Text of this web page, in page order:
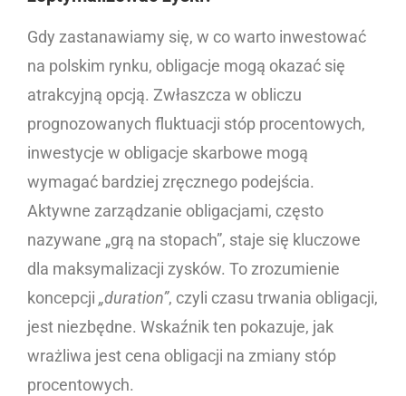
Gdy zastanawiamy się, w co warto inwestować
na polskim rynku, obligacje mogą okazać się
atrakcyjną opcją. Zwłaszcza w obliczu
prognozowanych fluktuacji stóp procentowych,
inwestycje w obligacje skarbowe mogą
wymagać bardziej zręcznego podejścia.
Aktywne zarządzanie obligacjami, często
nazywane „grą na stopach”, staje się kluczowe
dla maksymalizacji zysków. To zrozumienie
koncepcji „duration”, czyli czasu trwania obligacji,
jest niezbędne. Wskaźnik ten pokazuje, jak
wrażliwa jest cena obligacji na zmiany stóp
procentowych.